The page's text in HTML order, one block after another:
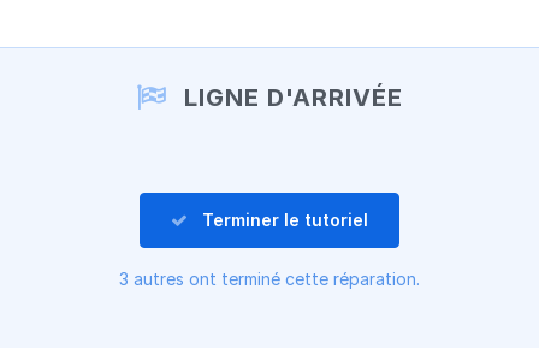
LIGNE D'ARRIVÉE
Terminer le tutoriel
3 autres ont terminé cette réparation.